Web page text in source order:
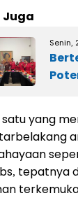
Juga
Senin,
satu yang
tepatnya